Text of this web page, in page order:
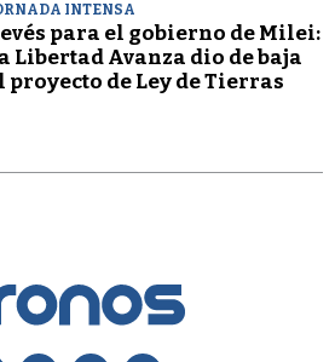
INTENSA
para el gobierno de Milei:
Libertad Avanza dio de baja
proyecto de Ley de Tierras